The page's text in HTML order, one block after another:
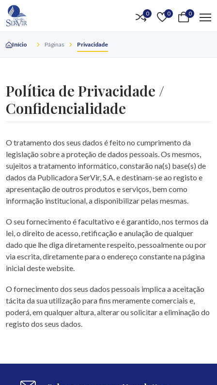
0 0 0
Início Páginas Privacidade
Política de Privacidade /
Confidencialidade
O tratamento dos seus dados é feito no cumprimento da
legislação sobre a proteção de dados pessoais. Os mesmos,
sujeitos a tratamento informático, constarão na(s) base(s) de
dados da Publicadora SerVir, S.A. e destinam-se ao registo e
apresentação de outros produtos e serviços, bem como
informação institucional, a disponibilizar pelas mesmas.
O seu fornecimento é facultativo e é garantido, nos termos da
lei, o direito de acesso, retificação e anulação de qualquer
dado que lhe diga diretamente respeito, pessoalmente ou por
via escrita, diretamente para o endereço constante na página
inicial deste website.
O fornecimento dos seus dados pessoais implica a aceitação
tácita da sua utilização para fins meramente comerciais e,
poderá, em qualquer altura, alterar ou solicitar a eliminação do
registo dos seus dados.